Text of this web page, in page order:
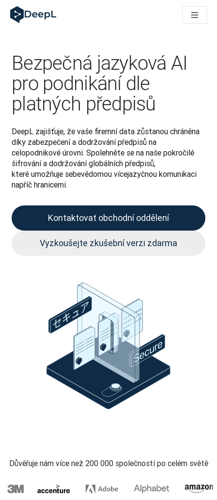
DeepL pro agenty s AI
Translation Flow pro překlad v DeepL: Nové pracovní
Rozluštění důvěry v jazykovou AI pro podniky. Rozhovor se
Jak vyvíjíme systém posouzení kvality překladu pro DeepL
Od kvalitního překladu po platformu pro hlasový překlad
Building an instantly accessible voice demo with DeepL
Bezpečná jazyková AI
pro podnikání dle
platných předpisů
DeepL zajišťuje, že vaše firemní data zůstanou chráněna
díky zabezpečení a dodržování předpisů na
celopodnikové úrovni. Spolehněte se na naše pokročilé
šifrování a dodržování globálních předpisů,
které umožňuje sebevědomou vícejazyčnou komunikaci
napříč hranicemi.
Kontaktovat obchodní oddělení
Vyzkoušejte zkušební verzi zdarma
Důvěřuje nám více než 200 000 společností po celém světě